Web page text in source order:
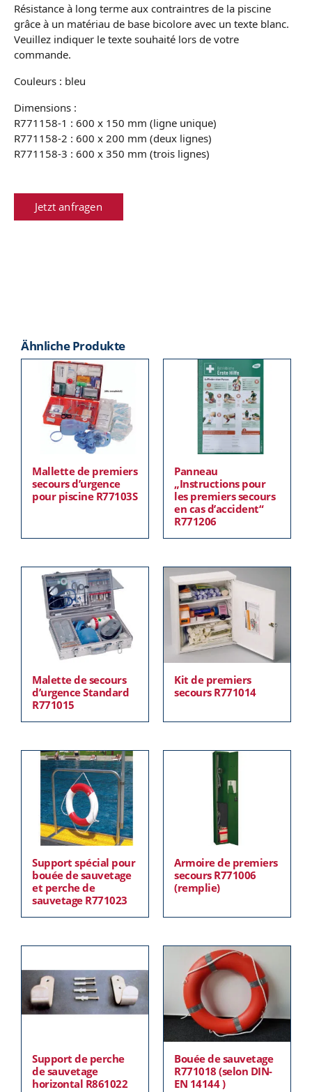
Résistance à long terme aux contraintres de la piscine
grâce à un matériau de base bicolore avec un texte blanc.
Veuillez indiquer le texte souhaité lors de votre
commande.
Couleurs : bleu
Dimensions :
R771158-1 : 600 x 150 mm (ligne unique)
R771158-2 : 600 x 200 mm (deux lignes)
R771158-3 : 600 x 350 mm (trois lignes)
Jetzt anfragen
Ähnliche Produkte
Mallette de premiers
secours d’urgence
pour piscine R77103S
Panneau
„Instructions pour
les premiers secours
en cas d’accident“
R771206
Malette de secours
d’urgence Standard
R771015
Kit de premiers
secours R771014
Support spécial pour
bouée de sauvetage
et perche de
sauvetage R771023
Armoire de premiers
secours R771006
(remplie)
Support de perche
de sauvetage
horizontal R861022
Bouée de sauvetage
R771018 (selon DIN-
EN 14144 )